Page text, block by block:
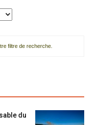
filtre de recherche.
du